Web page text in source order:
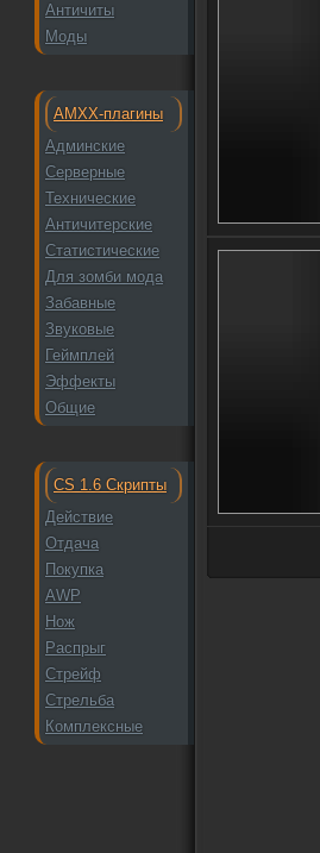
Античиты
Моды
AMXX-плагины
Админские
Серверные
Технические
Античитерские
Статистические
Для зомби мода
Забавные
Звуковые
Геймплей
Эффекты
Общие
CS 1.6 Скрипты
Действие
Отдача
Покупка
AWP
Нож
Распрыг
Стрейф
Стрельба
Комплексные